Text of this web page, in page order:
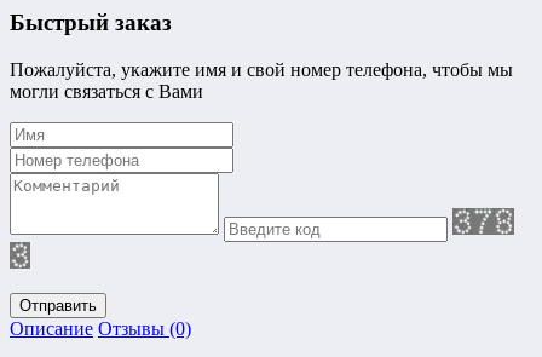
Быстрый заказ
Пожалуйста, укажите имя и свой номер телефона, чтобы мы
могли связаться с Вами
Отправить
Описание Отзывы (0)